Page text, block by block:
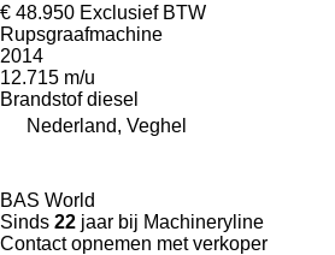
€ 48.950 Exclusief BTW
Rupsgraafmachine
2014
12.715 m/u
Brandstof diesel
Nederland, Veghel
BAS World
Sinds 22 jaar bij Machineryline
Contact opnemen met verkoper